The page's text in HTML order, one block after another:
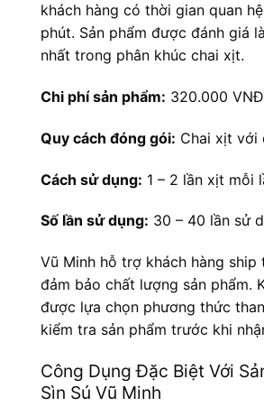
khách hàng có thời gian quan
phút. Sản phẩm được đánh giá
nhất trong phân khúc chai xịt.
Chi phí sản phẩm: 320.000
Quy cách đóng gói: Chai xịt với
Cách sử dụng: 1 – 2 lần xịt mỗi
Số lần sử dụng: 30 – 40 lần sử
Vũ Minh hỗ trợ khách hàng ship
đảm bảo chất lượng sản phẩm.
được lựa chọn phương thức
kiểm tra sản phẩm trước khi
Công Dụng Đặc Biệt Với
Sìn Sú Vũ Minh